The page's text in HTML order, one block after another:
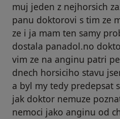
muj jeden z nejhorsich
panu doktorovi s tim ze
ze i ja mam ten samy
dostala panadol.no
vim ze na anginu patri
dnech horsiciho stavu
a byl my tedy predepsat
jak doktor nemuze
nemoci jako anginu od